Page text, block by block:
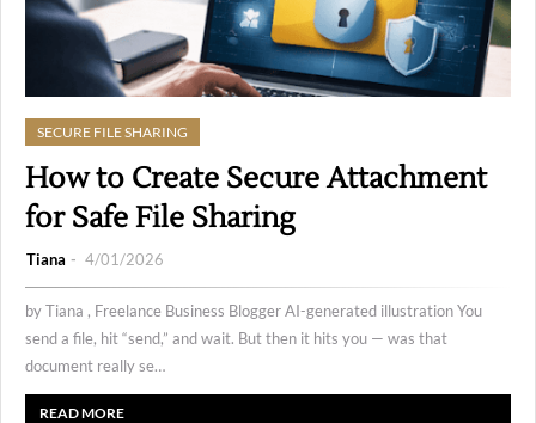
SECURE FILE SHARING
How to Create Secure Attachment
for Safe File Sharing
Tiana 4/01/2026
by Tiana , Freelance Business Blogger AI-generated illustration You
send a file, hit “send,” and wait. But then it hits you — was that
document really se…
READ MORE